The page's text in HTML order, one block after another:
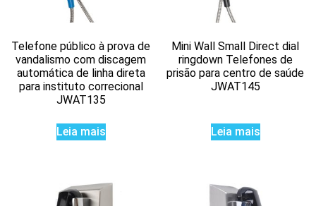
Telefone público à prova de
vandalismo com discagem
automática de linha direta
para instituto correcional
JWAT135
Leia mais
Mini Wall Small Direct dial
ringdown Telefones de
prisão para centro de saúde
JWAT145
Leia mais